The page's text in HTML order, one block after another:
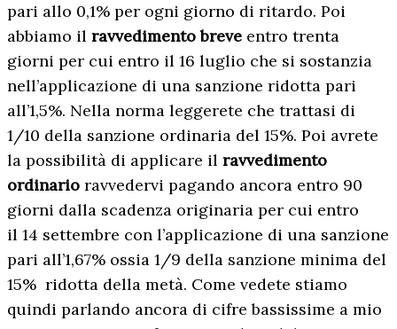
pari allo 0,1% per ogni giorno di ritardo. Poi
abbiamo il ravvedimento breve entro trenta
giorni per cui entro il 16 luglio che si sostanzia
nell’applicazione di una sanzione ridotta pari
all’1,5%. Nella norma leggerete che trattasi di
1/10 della sanzione ordinaria del 15%. Poi avrete
la possibilità di applicare il ravvedimento
ordinario ravvedervi pagando ancora entro 90
giorni dalla scadenza originaria per cui entro
il 14 settembre con l’applicazione di una sanzione
pari all’1,67% ossia 1/9 della sanzione minima del
15% ridotta della metà. Come vedete stiamo
quindi parlando ancora di cifre bassissime a mio